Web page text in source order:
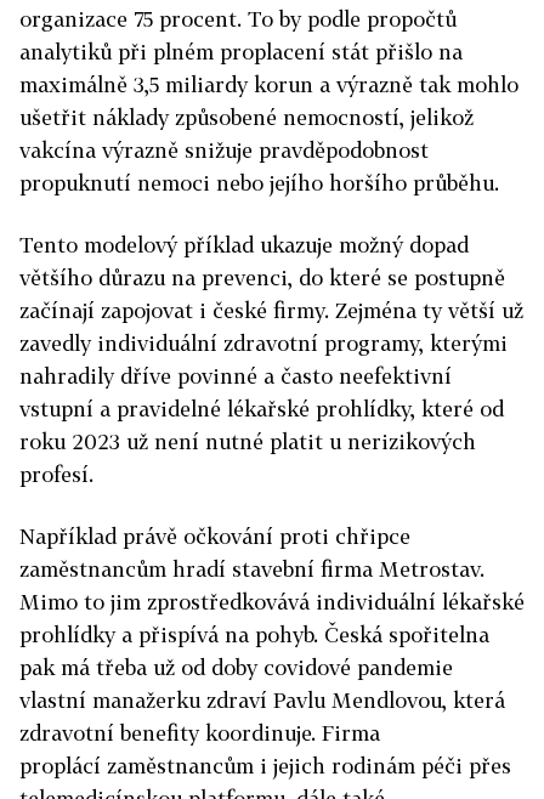
organizace 75 procent. To by podle propočtů
analytiků při plném proplacení stát přišlo na
maximálně 3,5 miliardy korun a výrazně tak mohlo
ušetřit náklady způsobené nemocností, jelikož
vakcína výrazně snižuje pravděpodobnost
propuknutí nemoci nebo jejího horšího průběhu.
Tento modelový příklad ukazuje možný dopad
většího důrazu na prevenci, do které se postupně
začínají zapojovat i české firmy. Zejména ty větší už
zavedly individuální zdravotní programy, kterými
nahradily dříve povinné a často neefektivní
vstupní a pravidelné lékařské prohlídky, které od
roku 2023 už není nutné platit u nerizikových
profesí.
Například právě očkování proti chřipce
zaměstnancům hradí stavební firma Metrostav.
Mimo to jim zprostředkovává individuální lékařské
prohlídky a přispívá na pohyb. Česká spořitelna
pak má třeba už od doby covidové pandemie
vlastní manažerku zdraví Pavlu Mendlovou, která
zdravotní benefity koordinuje. Firma
proplácí zaměstnancům i jejich rodinám péči přes